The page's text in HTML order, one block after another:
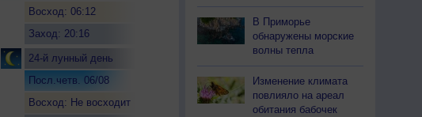
Восход: 06:12
Заход: 20:16
24-й лунный день
Посл.четв. 06/08
Восход: Не восходит
В Приморье
обнаружены морские
волны тепла
Изменение климата
повлияло на ареал
обитания бабочек